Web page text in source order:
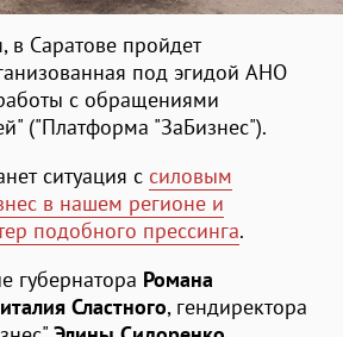
в Саратове пройдет
под эгидой АНО
с обращениями
("Платформа "ЗаБизнес").
ситуация с силовым
в нашем регионе и
подобного прессинга.
губернатора Романа
Сластного, гендиректора